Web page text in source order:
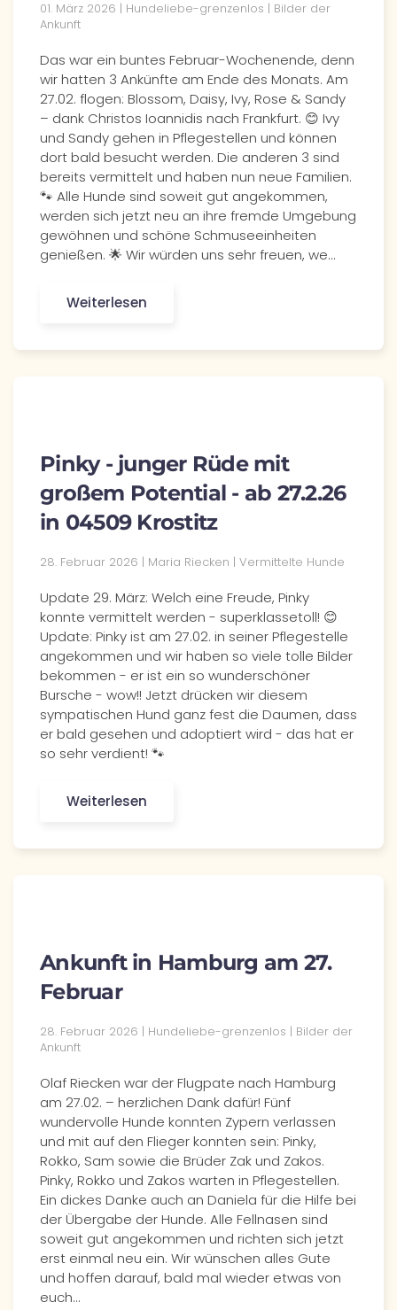
01. März 2026 | Hundeliebe-grenzenlos | Bilder der
Ankunft
Das war ein buntes Februar-Wochenende, denn
wir hatten 3 Ankünfte am Ende des Monats. Am
27.02. flogen: Blossom, Daisy, Ivy, Rose & Sandy
– dank Christos Ioannidis nach Frankfurt. 😊 Ivy
und Sandy gehen in Pflegestellen und können
dort bald besucht werden. Die anderen 3 sind
bereits vermittelt und haben nun neue Familien.
🐾 Alle Hunde sind soweit gut angekommen,
werden sich jetzt neu an ihre fremde Umgebung
gewöhnen und schöne Schmuseeinheiten
genießen. 🌟 Wir würden uns sehr freuen, we…
Weiterlesen
Pinky - junger Rüde mit
großem Potential - ab 27.2.26
in 04509 Krostitz
28. Februar 2026 | Maria Riecken | Vermittelte Hunde
Update 29. März: Welch eine Freude, Pinky
konnte vermittelt werden - superklassetoll! 😊
Update: Pinky ist am 27.02. in seiner Pflegestelle
angekommen und wir haben so viele tolle Bilder
bekommen - er ist ein so wunderschöner
Bursche - wow!! Jetzt drücken wir diesem
sympatischen Hund ganz fest die Daumen, dass
er bald gesehen und adoptiert wird - das hat er
so sehr verdient! 🐾
Weiterlesen
Ankunft in Hamburg am 27.
Februar
28. Februar 2026 | Hundeliebe-grenzenlos | Bilder der
Ankunft
Olaf Riecken war der Flugpate nach Hamburg
am 27.02. – herzlichen Dank dafür! Fünf
wundervolle Hunde konnten Zypern verlassen
und mit auf den Flieger konnten sein: Pinky,
Rokko, Sam sowie die Brüder Zak und Zakos.
Pinky, Rokko und Zakos warten in Pflegestellen.
Ein dickes Danke auch an Daniela für die Hilfe bei
der Übergabe der Hunde. Alle Fellnasen sind
soweit gut angekommen und richten sich jetzt
erst einmal neu ein. Wir wünschen alles Gute
und hoffen darauf, bald mal wieder etwas von
euch…